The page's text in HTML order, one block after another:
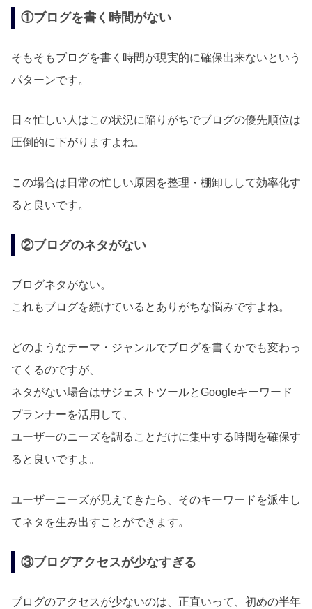
①ブログを書く時間がない
そもそもブログを書く時間が現実的に確保出来ないという
パターンです。
日々忙しい人はこの状況に陥りがちでブログの優先順位は
圧倒的に下がりますよね。
この場合は日常の忙しい原因を整理・棚卸しして効率化す
ると良いです。
②ブログのネタがない
ブログネタがない。
これもブログを続けているとありがちな悩みですよね。
どのようなテーマ・ジャンルでブログを書くかでも変わっ
てくるのですが、
ネタがない場合はサジェストツールとGoogleキーワード
プランナーを活用して、
ユーザーのニーズを調ることだけに集中する時間を確保す
ると良いですよ。
ユーザーニーズが見えてきたら、そのキーワードを派生し
てネタを生み出すことができます。
③ブログアクセスが少なすぎる
ブログのアクセスが少ないのは、正直いって、初めの半年